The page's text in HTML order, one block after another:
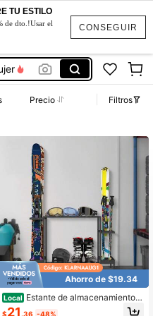
CONSEGUIR
TU ESTILO
de dto.!Usar el
Conjunto De Dos Piezas Mujer
Precio
Filtros
Ahorro de $19.34
Local Estante de almacenamiento d
e esquís - Soporte de piso independ
$21.36 -48%